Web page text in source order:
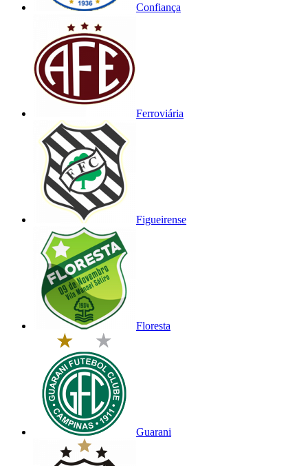
Confiança
Ferroviária
Figueirense
Floresta
Guarani